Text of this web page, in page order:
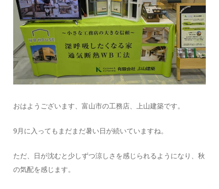
おはようございます、富山市の工務店、上山建築です。
9月に入ってもまだまだ暑い日が続いていますね。
ただ、日が沈むと少しずつ涼しさを感じられるようになり、秋
の気配を感じます。